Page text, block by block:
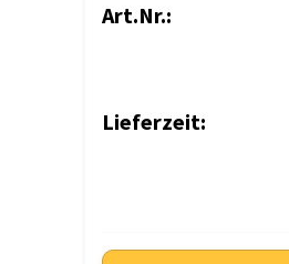
Art.Nr.:
Lieferzeit: